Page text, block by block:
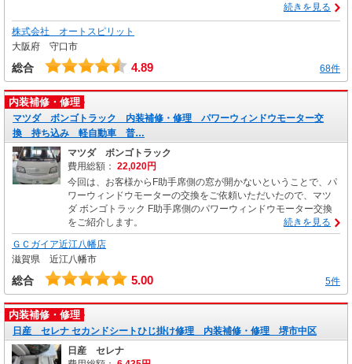
続きを見る
株式会社 オートスピリット
大阪府 守口市
総合 4.89 68件
内装補修・修理
マツダ ボンゴトラック 内装補修・修理 パワーウィンドウモーター交
換 持ち込み 軽自動車 普…
マツダ ボンゴトラック
費用総額： 22,020円
今回は、お客様からF助手席側の窓が開かないということで、パ
ワーウィンドウモーターの交換をご依頼いただいたので、マツ
ダ ボンゴトラック F助手席側のパワーウィンドウモーター交換
をご紹介します。
続きを見る
ＧＣガイア近江八幡店
滋賀県 近江八幡市
総合 5.00 5件
内装補修・修理
日産 セレナ セカンドシートひじ掛け修理 内装補修・修理 堺市中区
日産 セレナ